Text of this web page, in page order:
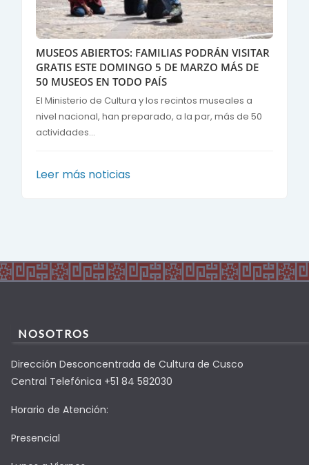
MUSEOS ABIERTOS: FAMILIAS PODRÁN VISITAR
GRATIS ESTE DOMINGO 5 DE MARZO MÁS DE
50 MUSEOS EN TODO PAÍS
El Ministerio de Cultura y los recintos museales a
nivel nacional, han preparado, a la par, más de 50
actividades...
Leer más noticias
NOSOTROS
Dirección Desconcentrada de Cultura de Cusco
Central Telefónica +51 84 582030
Horario de Atención:
Presencial